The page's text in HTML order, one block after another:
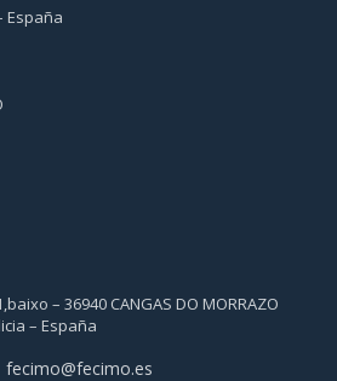
España
– 36940 CANGAS DO MORRAZO
– España
fecimo@fecimo.es